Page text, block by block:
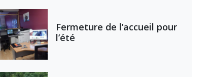
Fermeture de l’accueil pour
l’été